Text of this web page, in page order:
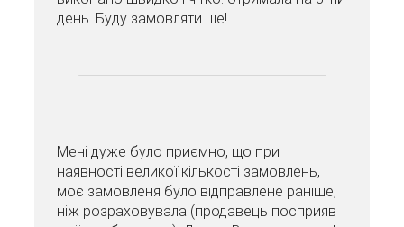
день. Буду замовляти ще!
Мені дуже було приємно, що при
наявності великої кількості замовлень,
моє замовленя було відправлене раніше,
ніж розраховувала (продавець посприяв